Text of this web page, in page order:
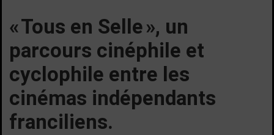
« Tous en Selle », un
parcours cinéphile et
cyclophile entre les
cinémas indépendants
franciliens.